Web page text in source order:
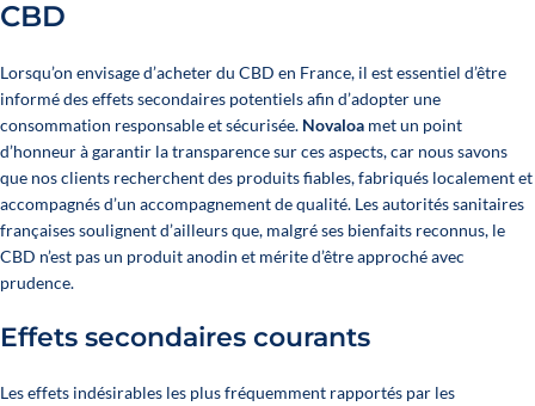
CBD
Lorsqu’on envisage d’acheter du CBD en France, il est essentiel d’être
informé des effets secondaires potentiels afin d’adopter une
consommation responsable et sécurisée. Novaloa met un point
d’honneur à garantir la transparence sur ces aspects, car nous savons
que nos clients recherchent des produits fiables, fabriqués localement et
accompagnés d’un accompagnement de qualité. Les autorités sanitaires
françaisessoulignent d’ailleurs que, malgré ses bienfaits reconnus, le
CBD n’est pas un produit anodin et mérite d’être approché avec
prudence.
Effets secondaires courants
Les effets indésirables les plus fréquemment rapportés par les